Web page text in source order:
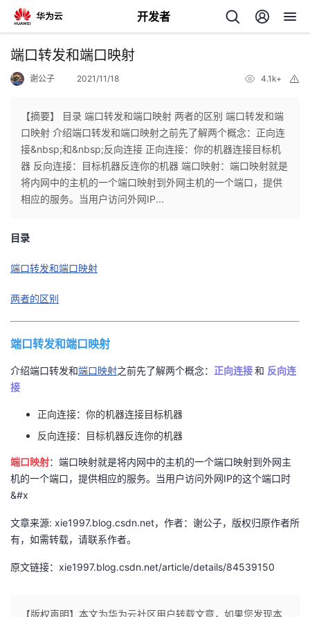
开发者
返
个
人
主
页
我
的
开
发
者
我
博
客
的
论
我
的
子
我
直
播
的
活
我
的
我
端口转发和端口映射
谢公子 2021/11/18 4.1k+
【摘要】 目录 端口转发和端口映射 两者的区别 端口转发和端
口映射 介绍端口转发和端口映射之前先了解两个概念：正向连
接&nbsp;和&nbsp;反向连接 正向连接：你的机器连接目标机
器 反向连接：目标机器反连你的机器 端口映射：端口映射就是
将内网中的主机的一个端口映射到外网主机的一个端口，提供
相应的服务。当用户访问外网IP...
目录
端口转发和端口映射
两者的区别
端口转发和端口映射
介绍端口转发和端口映射之前先了解两个概念： 正向连接和 反向连
接
正向连接：你的机器连接目标机器
反向连接：目标机器反连你的机器
端口映射：端口映射就是将内网中的主机的一个端口映射到外网主
机的一个端口，提供相应的服务。当用户访问外网IP的这个端口时
&#x
文章来源: xie1997.blog.csdn.net，作者：谢公子，版权归原作者所
有，如需转载，请联系作者。
原文链接：xie1997.blog.csdn.net/article/details/84539150
【版权声明】本文为华为云社区用户转载文章，如果您发现本